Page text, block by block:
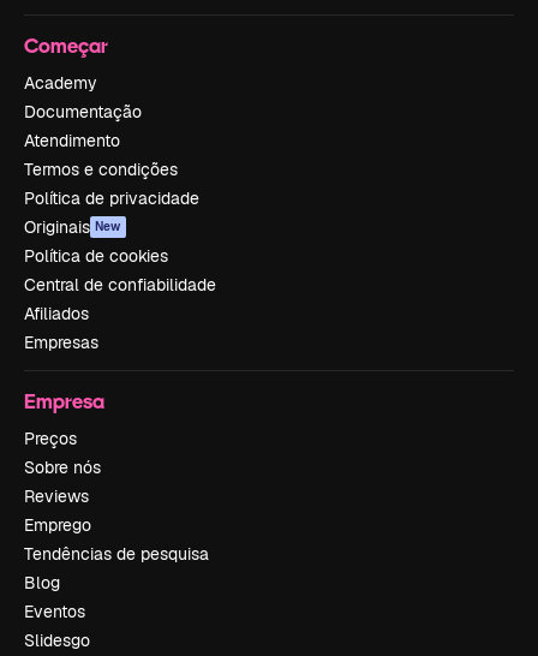
Começar
Academy
Documentação
Atendimento
Termos e condições
Política de privacidade
Originais New
Política de cookies
Central de confiabilidade
Afiliados
Empresas
Empresa
Preços
Sobre nós
Reviews
Emprego
Tendências de pesquisa
Blog
Eventos
Slidesgo